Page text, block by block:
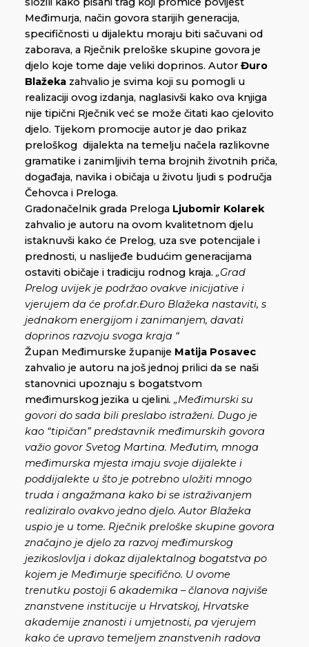
Međimurja, način govora starijih generacija,
specifičnosti u dijalektu moraju biti sačuvani od
zaborava, a Rječnik preloške skupine govora je
djelo koje tome daje veliki doprinos. Autor Đuro
Blažeka zahvalio je svima koji su pomogli u
realizaciji ovog izdanja, naglasivši kako ova knjiga
nije tipični Rječnik već se može čitati kao cjelovito
djelo. Tijekom promocije autor je dao prikaz
preloškog dijalekta na temelju načela razlikovne
gramatike i zanimljivih tema brojnih životnih priča,
događaja, navika i običaja u životu ljudi s područja
Čehovca i Preloga.
Gradonačelnik grada Preloga Ljubomir Kolarek
zahvalio je autoru na ovom kvalitetnom djelu
istaknuvši kako će Prelog, uza sve potencijale i
prednosti, u naslijeđe budućim generacijama
ostaviti običaje i tradiciju rodnog kraja. „Grad
Prelog uvijek je podržao ovakve inicijative i
vjerujem da će prof.dr.Đuro Blažeka nastaviti, s
jednakom energijom i zanimanjem, davati
doprinos razvoju svoga kraja “
Župan Međimurske županije Matija Posavec
zahvalio je autoru na još jednoj prilici da se naši
stanovnici upoznaju s bogatstvom
međimurskog jezika u cjelini. „Međimurski su
govori do sada bili preslabo istraženi. Dugo je
kao “tipičan” predstavnik međimurskih govora
važio govor Svetog Martina. Međutim, mnoga
međimurska mjesta imaju svoje dijalekte i
poddijalekte u što je potrebno uložiti mnogo
truda i angažmana kako bi se istraživanjem
realiziralo ovakvo jedno djelo. Autor Blažeka
uspio je u tome. Rječnik preloške skupine govora
značajno je djelo za razvoj međimurskog
jezikoslovlja i dokaz dijalektalnog bogatstva po
kojem je Međimurje specifično. U ovome
trenutku postoji 6 akademika – članova najviše
znanstvene institucije u Hrvatskoj, Hrvatske
akademije znanosti i umjetnosti, pa vjerujem
kako će upravo temeljem znanstvenih radova